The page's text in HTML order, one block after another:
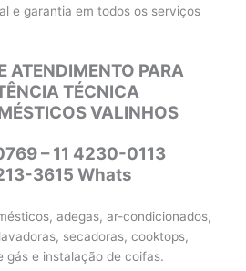
e garantia em todos os serviços
ATENDIMENTO PARA
TÉCNICA
VALINHOS
– 11 4230-0113
3615 Whats
adegas, ar-condicionados,
secadoras, cooktops,
gás e instalação de coifas.